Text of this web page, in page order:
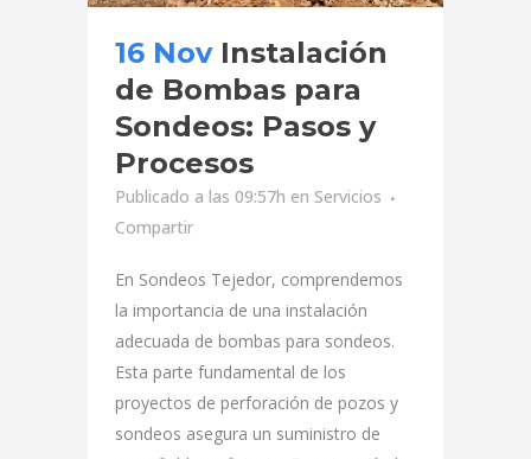
16 Nov Instalación
de Bombas para
Sondeos: Pasos y
Procesos
Publicado a las 09:57h en Servicios
Compartir
En Sondeos Tejedor, comprendemos
la importancia de una instalación
adecuada de bombas para sondeos.
Esta parte fundamental de los
proyectos de perforación de pozos y
sondeos asegura un suministro de